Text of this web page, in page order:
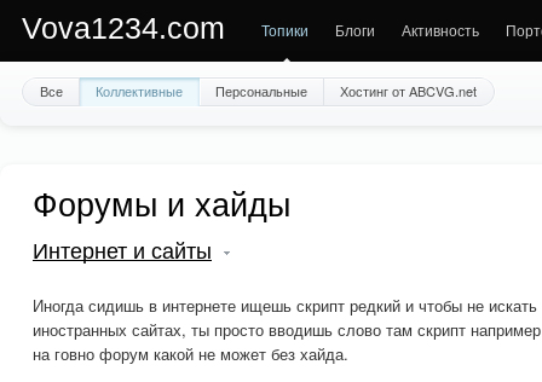
Vova1234.com Топики Блоги Активность
Все Коллективные Персональные Хостинг от ABCVG.net
Форумы и хайды
Интернет и сайты
Иногда сидишь в интернете ищешь скрипт редкий и чтобы не
иностранных сайтах, ты просто вводишь слово там скрипт
на говно форум какой не может без хайда.